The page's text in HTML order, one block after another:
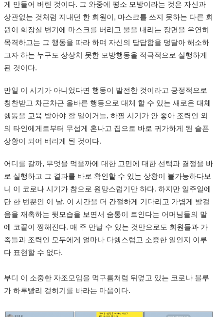
게 만들어 버린 것이다. 그 와중에 평소 모방이라는 것은 자신과
상관없는 것처럼 지내던 한 회원이, 마스크를 쓰지 못하는 다른 회
원이 화장실 변기에 마스크를 버리고 물을 내리는 장면을 우연히
목격하고는 그 행동을 따라 하며 자신의 답답함을 덩달아 해소하
고자 하는 누구도 상상치 못한 모방행동을 적극적으로 실행하게
된 것이다.
만일 이 시기가 아니었다면 행동이 발전한 것이라고 긍정적으로
칭찬받고 차근차근 올바른 행동으로 대체 할 수 있는 새로운 대체
행동을 교육 받아야 할 일이거늘, 하필 시기가 안 좋아 조력인 외
의 타인에게로부터 무섭게 혼나고 집으로 바로 귀가하게 된 슬픈
상황이 되어 버리게 된 것이다.
어디를 갈까, 무엇을 먹을까에 대한 고민에 대한 선택과 결정을 바
로 실행하고 그 결과를 바로 확인할 수 있는 상황이 불가능하다보
니 이 코로나 시기가 참으로 원망스럽기만 하다. 하지만 일주일에
단 한 번뿐인 이 날, 이 시간을 더 간절하게 기다리고 가볍게 발걸
음을 재촉하는 뒷모습을 보면서 숨통이 트인다는 어머님들의 말
에 코끝이 찡해진다. 매 주 만날 수 있는 것만으로도 회원들과 가
족들과 조력인 모두에게 얼마나 다행스럽고 소중한 일인지 이루
다 표현할 수 없다.
부디 이 소중한 자조모임을 먹구름처럼 뒤덮고 있는 코로나 블루
가 하루빨리 걷히기를 바라는 마음이다.